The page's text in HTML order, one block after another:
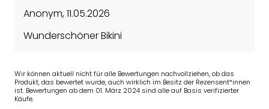
Anonym,11.05.2026
Wunderschöner Bikini
Wir können aktuell nicht für alle Bewertungen nachvollziehen, ob das
Produkt, das bewertet wurde, auch wirklich im Besitz der Rezensent*innen
ist. Bewertungen ab dem 01. März 2024 sind alle auf Basis verifizierter
Käufe.